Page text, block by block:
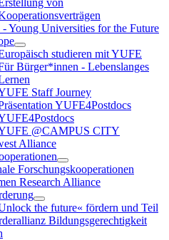
Young Universities for the Future
studieren mit YUFE
Bürger*innen - Lebenslanges
Staff Journey
YUFE4Postdocs
@CAMPUS CITY
Alliance
Forschungskooperationen
Research Alliance
the future« fördern und Teil
Bildungsgerechtigkeit